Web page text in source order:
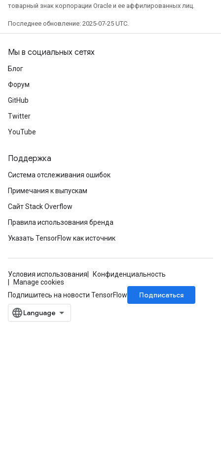
товарный знак корпорации Oracle и ее аффилированных лиц.
Последнее обновление: 2025-07-25 UTC.
Мы в социальных сетях
Блог
Форум
GitHub
Twitter
YouTube
Поддержка
Система отслеживания ошибок
Примечания к выпускам
Сайт Stack Overflow
Правила использования бренда
Указать TensorFlow как источник
Условия использования
Конфиденциальность
Manage cookies
Подпишитесь на новости TensorFlow
Подписаться